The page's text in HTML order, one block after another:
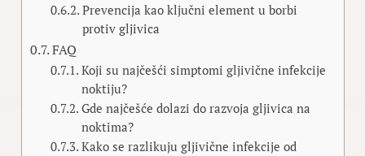
Prevencija kao ključni element u borbi
protiv gljivica
FAQ
Koji su najčešći simptomi gljivične infekcije
noktiju?
Gde najčešće dolazi do razvoja gljivica na
noktima?
Kako se razlikuju gljivične infekcije od